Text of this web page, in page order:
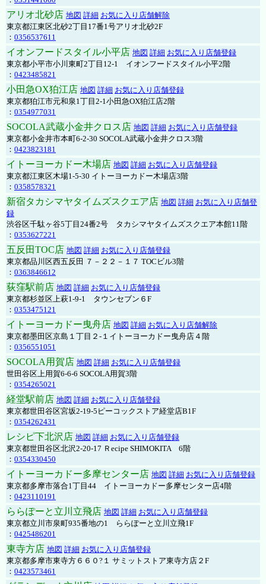
アリオ北砂店 地図 詳細 お気に入り店舗解除
東京都江東区北砂2丁目17番1号アリオ北砂2F
： 0356537611
イオンフードスタイル小平店 地図 詳細 お気に入り店舗登録
東京都小平市小川東町2丁目12-1 イオンフードスタイル小平2階
： 0423485821
小田急OX狛江店 地図 詳細 お気に入り店舗登録
東京都狛江市元和泉1丁目2-1小田急OX狛江店2階
： 0354977031
SOCOLA武蔵小金井クロス店 地図 詳細 お気に入り店舗登録
東京都小金井市本町6-2-30 SOCOLA武蔵小金井クロス3階
： 0423823181
イトーヨーカドー木場店 地図 詳細 お気に入り店舗登録
東京都江東区木場1-5-30 イトーヨーカドー木場店3階
： 0358578321
新宿タカシマヤタイムズスクエア店 地図 詳細 お気に入り店舗登
録
渋谷区千駄ヶ谷5丁目24番2号 タカシマヤタイムズスクエア本館11階
： 0353627221
五反田TOC店 地図 詳細 お気に入り店舗登録
東京都品川区西五反田 ７－２２－１７ TOCビル3階
： 0363846612
荻窪駅前店 地図 詳細 お気に入り店舗登録
東京都杉並区上萩1-9-1 タウンセブン６F
： 0353475121
イトーヨーカドー曳舟店 地図 詳細 お気に入り店舗解除
東京都墨田区京島１丁目２-１イトーヨーカドー曳舟店４階
： 0356551051
SOCOLA用賀店 地図 詳細 お気に入り店舗登録
世田谷区上用賀6-6-6 SOCOLA用賀3階
： 0354265021
経堂駅前店 地図 詳細 お気に入り店舗登録
東京都世田谷区宮坂2-19-5ピーコックストア経堂店B1F
： 0354262431
レシピ下北沢店 地図 詳細 お気に入り店舗登録
東京都世田谷区北沢2-20-17 Ｒecipe SHIMOKITA 6階
： 0354330450
イトーヨーカドー多摩センター店 地図 詳細 お気に入り店舗登録
東京都多摩市落合1丁目44 イトーヨーカドー多摩センター店4階
： 0423110191
ららぽーと立川立飛店 地図 詳細 お気に入り店舗登録
東京都立川市泉町935番地の1 ららぽーと立川立飛1F
： 0425486201
東寺方店 地図 詳細 お気に入り店舗登録
東京都多摩市東寺方６６０?１ サミットストア東寺方店２F
： 0423573461